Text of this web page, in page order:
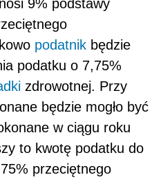
9% podstawy
podatnik będzie
podatku o 7,75%
zdrowotnej. Przy
będzie mogło być
w ciągu roku
to kwotę podatku do
przeciętnego